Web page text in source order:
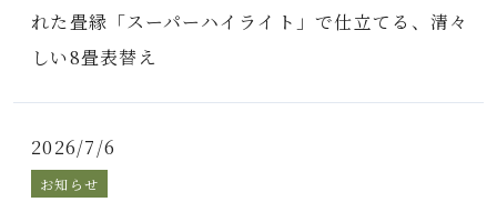
れた畳縁「スーパーハイライト」で仕立てる、清々
しい8畳表替え
2026/7/6
お知らせ